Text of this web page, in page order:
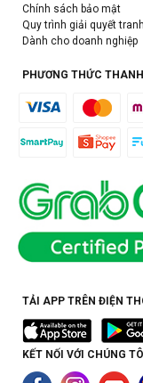
Chính sách bảo mật
Quy trình giải quyết
Dành cho doanh nghiệp
PHƯƠNG THỨC
TẢI APP TRÊN ĐIỆN
KẾT NỐI VỚI CHÚNG